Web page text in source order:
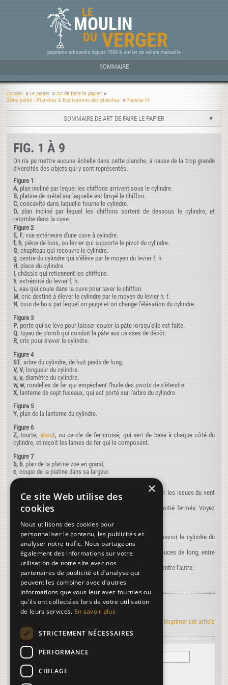
LE
MOULIN
DU VERGER
papeterie artisanale depuis 1539 & atelier de reliure manuelle
SOMMAIRE
Accueil Le papier
Art de faire le papier
2ème partie - Planches & Explications des planches
Planche IV
SOMMAIRE DE ART DE FAIRE LE PAPIER
FIG. 1 À 9
On n'a pu mettre aucune échelle dans cette planche, à cause de la trop grande
diversités des objets qui y sont représentés.
Figure 1
A, plan incliné par lequel les chiffons arrivent sous le cylindre.
B, platine de métal sur laquelle est broyé le chiffon.
C, concavité dans laquelle tourne le cylindre.
D, plan incliné par lequel les chiffons sortent de dessous le cylindre, et
retombe dans la cuve.
Figure 2
E, F, vue extérieure d'une cuve à cylindre.
f, h, pièce de bois, ou levier qui supporte le pivot du cylindre.
G, chapiteau qui recouvre le cylindre.
g, centre du cylindre qui s'élève par le moyen du levier f, h.
H, place du cylindre.
I, châssis qui retiennent les chiffons.
h, extrémité du levier f, h.
L, eau qui coule dans la cuve pour laver le chiffon.
M, cric destiné à élever le cylindre par le moyen du levier h, f.
N, coin de bois par lequel on jauge et on change l'élévation du cylindre.
Figure 3
P, porte qui se lève pour laisser couler la pâte lorsqu'elle est faite.
Q, tuyau de plomb qui conduit la pâte aux caisses de dépôt.
R, cric pour élever le cylindre.
Figure 4
ST, arbre du cylindre, de huit pieds de long.
V, V, longueur du cylindre.
u, u, diamètre du cylindre.
w, w, rondelles de fer qui empêchent l'huile des pivots de s'étendre.
X, lanterne de sept fuseaux, qui est porté sur l'arbre du cylindre.
Figure 5
Y, plan de la lanterne du cylindre.
Figure 6
Z, tourte, about, ou cercle de fer croisé, qui sert de base à chaque côté du
cylindre, et reçoit les lames de fer qui le composent.
Figure 7
b, b, plan de la platine vue en grand.
c, coupe de la platine dans sa largeur.
D, D, châssis à double coulisse, vu de profil, pour modérer les issues du vent
dans l'étendoir.
E, E, plan de châssis qui glissent l'un devant l'autre, à moitié fermés. Voyez
, rouet qui tourne par le moyen de l'eau, et qui fait mouvoir le cylindre du
laminoir.
, cylindres de cuivre d'un pied de diamètre, et de 30 pouces de long, entre
lesquels on fait passer chaque feuille de papier.
C, C, coins de bois qui servent à serrer les cylindres l'un contre l'autre.
Imprimer cet article
×
Ce site Web utilise des
cookies
Nous utilisons des cookies pour
personnaliser le contenu, les publicités et
analyser notre trafic. Nous partageons
également des informations sur votre
utilisation de notre site avec nos
partenaires de publicité et d'analyse qui
peuvent les combiner avec d'autres
informations que vous leur avez fournies ou
qu'ils ont collectées lors de votre utilisation
de leurs services. En savoir plus
STRICTEMENT NÉCESSAIRES
PERFORMANCE
CIBLAGE